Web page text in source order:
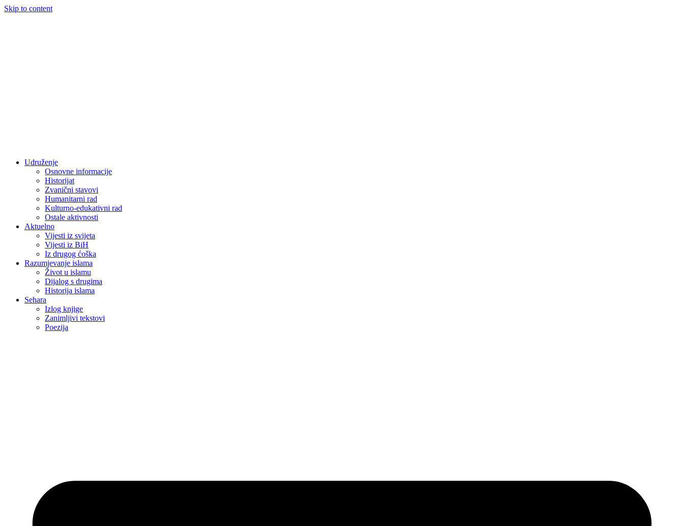
Skip to content
Udruženje
Osnovne informacije
Historijat
Zvanični stavovi
Humanitarni rad
Kulturno-edukativni rad
Ostale aktivnosti
Aktuelno
Vijesti iz svijeta
Vijesti iz BiH
Iz drugog ćoška
Razumjevanje islama
Život u islamu
Dijalog s drugima
Historija islama
Sehara
Izlog knjige
Zanimljivi tekstovi
Poezija